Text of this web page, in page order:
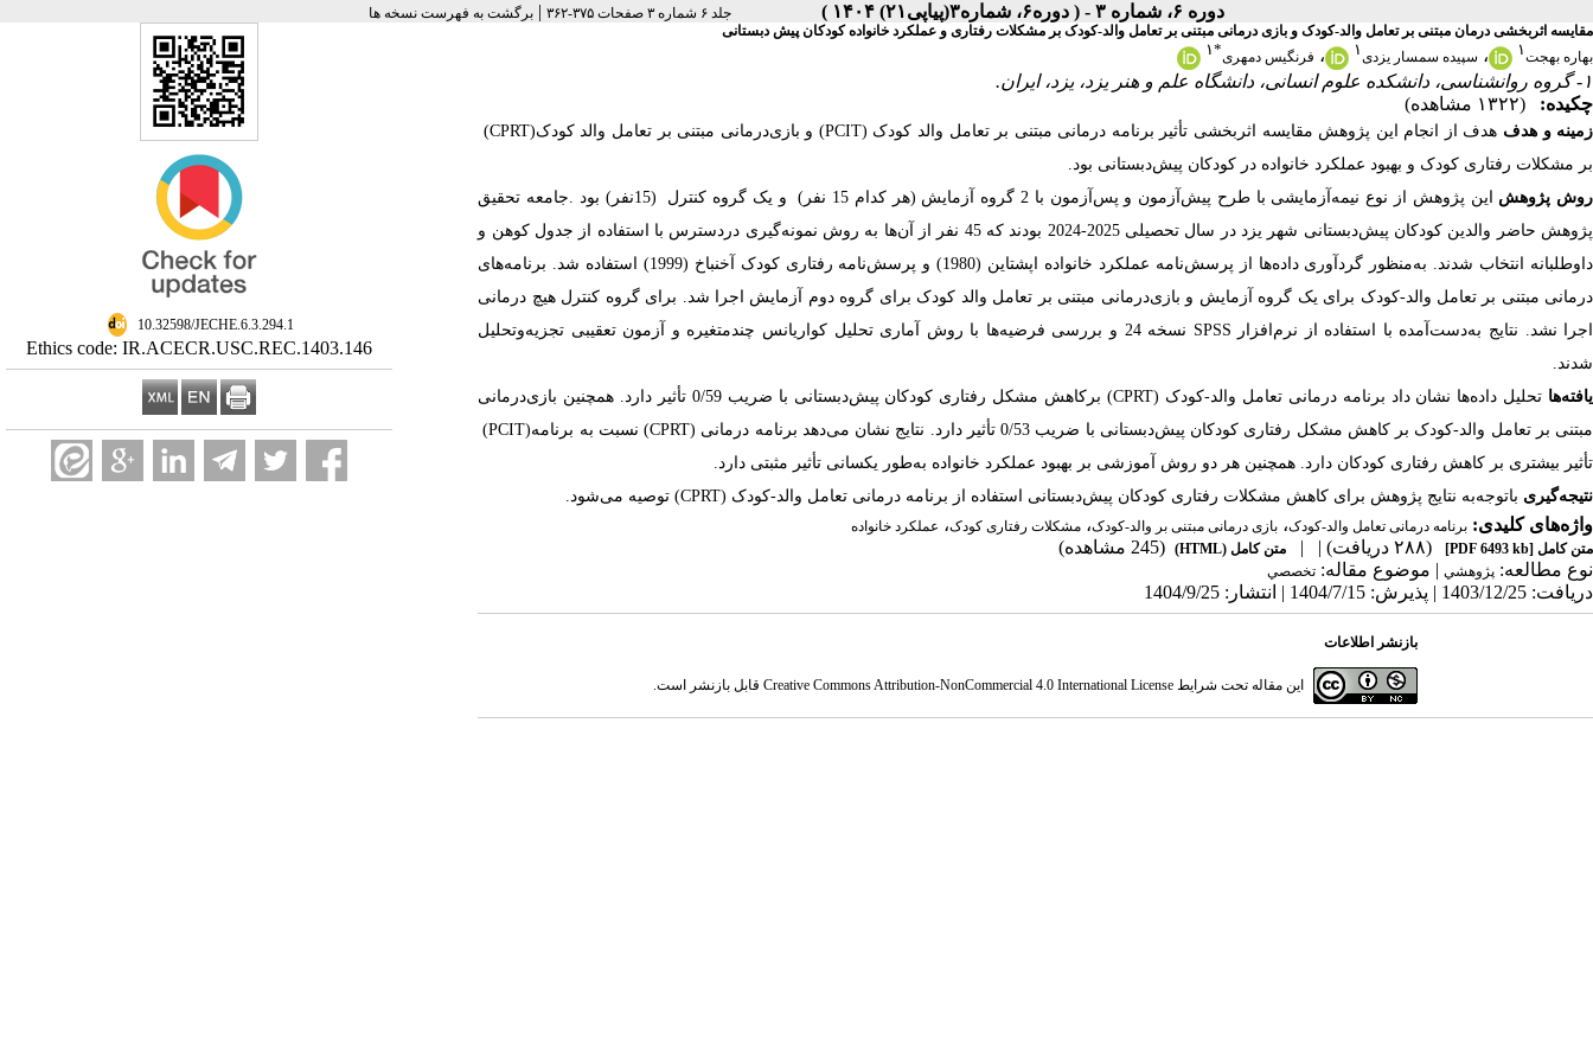
دوره ۶، شماره ۳ - ( دوره۶، شماره۳(پیاپی۲۱) ۱۴۰۴ ) جلد ۶ شماره ۳ صفحات ۳۷۵-۳۶۲ | برگشت به فهرست نسخه ها
‎ 10.32598/JECHE.6.3.294.1
Ethics code: IR.ACECR.USC.REC.1403.146
مقایسه اثربخشی درمان مبتنی بر تعامل والد-کودک و بازی درمانی مبتنی بر تعامل والد-کودک بر مشکلات رفتاری و عملکرد خانواده کودکان پیش دبستانی
بهاره بهجت۱ ، سپیده سمسار یزدی۱ ، فرنگیس دمهری*۱
۱- گروه روانشناسی، دانشکده علوم انسانی، دانشگاه علم و هنر یزد، یزد، ایران.
چکیده:
(۱۳۲۲ مشاهده)
زمینه‭ ‬و‭ ‬هدف
‭ ‬هدف‭ ‬از‭ ‬انجام‭ ‬این‭ ‬پژوهش‭ ‬مقایسه‭ ‬اثربخشی‭ ‬تأثیر‭ ‬برنامه‭ ‬درمانی‭ ‬مبتنی‭ ‬بر‭ ‬تعامل‭ ‬والد‭ ‬کودک‭ (‬PCIT‭) ‬و‭ ‬بازی‌درمانی‭ ‬مبتنی‭ ‬بر‭ ‬تعامل‭ ‬والد‭ ‬کودک‭ ‬‌‭(‬CPRT‭)
‬بر‭ ‬‌مشکلات‭ ‬رفتاری‭ ‬کودک‭ ‬و‭ ‬بهبود‭ ‬عملکرد‭ ‬خانواده‭ ‬در‭ ‬کودکان‭ ‬پیش‌دبستانی‭ ‬بود‭. ‬
روش‭ ‬پژوهش
‬شدند‭.‬
یافته‌ها
‬مبتنی‭ ‬بر‭ ‬تعامل‭ ‬والد‭-‬کودک‭ ‬بر‭ ‬کاهش‭ ‬مشکل‭ ‬رفتاری‭ ‬کودکان‭ ‬پیش‌دبستانی‭ ‬با‭ ‬ضریب‭ ‬0/‬53‭ ‬تأثیر‭ ‬دارد. نتایج‭ ‬نشان‭ ‬می‌دهد‭ ‬برنامه‭ ‬درمانی‭ (‬CPRT‭) ‬نسبت‭ ‬به‭ ‬برنامه‭ (‬PCIT‭)
‬تأثیر‭ ‬بیشتری‭ ‬بر‭ ‬کاهش‭ ‬رفتاری‭ ‬کودکان‭ ‬دارد. همچنین‭ ‬هر‭ ‬دو‭ ‬روش‭ ‬آموزشی‭ ‬بر‭ ‬بهبود‭ ‬عملکرد‭ ‬خانواده‭ ‬به‌طور‭ ‬یکسانی‭ ‬تأثیر‭ ‬مثبتی‭ ‬دارد‭.‬
نتیجه‌گیری
واژه‌های کلیدی: برنامه درمانی تعامل والد-کودک، بازی درمانی مبتنی بر والد-کودک، مشکلات رفتاری کودک، عملکرد خانواده
متن کامل [PDF 6493 kb] (۲۸۸ دریافت) | | متن کامل (HTML)
(245 مشاهده)
نوع مطالعه: پژوهشي | موضوع مقاله: تخصصي
دریافت: 1403/12/25 | پذیرش: 1404/7/15 | انتشار: 1404/9/25
بازنشر اطلاعات
این مقاله تحت شرایط Creative Commons Attribution-NonCommercial 4.0 International Licenseقابل بازنشر است.